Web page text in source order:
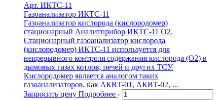
Арт. ИКТС-11
Газоанализатор ИКТС-11
Газоанализатор кислорода (кислородомер)
стационарный Аналитприбор ИКТС-11 О2.
Стационарный газоанализатор кислорода
(кислородомер) ИКТС-11 используется для
непрерывного контроля содержания кислорода (О2) в
дымовых газах котлов, печей и других ТСУ.
Кислородомер является аналогом таких
газоанализаторов, как АКВТ-01, АКВТ-02, ...
Запросить цену Подробнее -